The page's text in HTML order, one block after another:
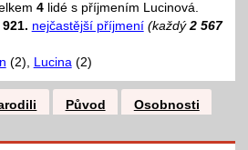
4lidé s příjmením Lucinová.
nejčastější příjmení (každý2 567
(2), Lucina(2)
Původ
Osobnosti